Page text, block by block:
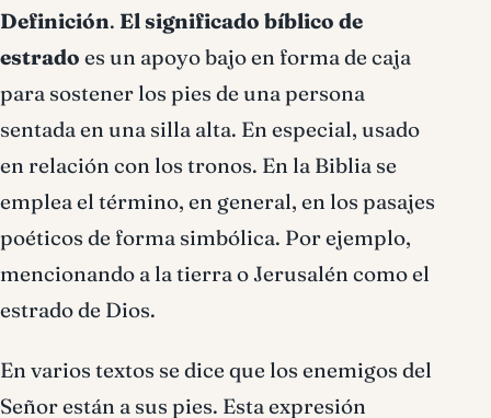
Definición. El significado bíblico de
estrado es un apoyo bajo en forma de caja
para sostener los pies de una persona
sentada en una silla alta. En especial, usado
en relación con los tronos. En la Biblia se
emplea el término, en general, en los pasajes
poéticos de forma simbólica. Por ejemplo,
mencionando a la tierra o Jerusalén como el
estrado de Dios.
En varios textos se dice que los enemigos del
Señor están a sus pies. Esta expresión